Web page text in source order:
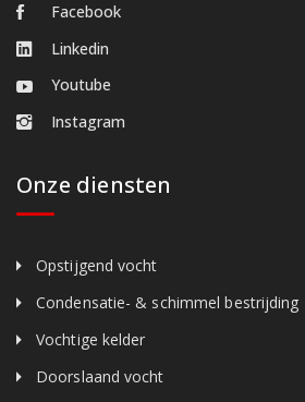
Facebook
Linkedin
Youtube
Instagram
Onze diensten
Opstijgend vocht
Condensatie- & schimmel bestrijding
Vochtige kelder
Doorslaand vocht